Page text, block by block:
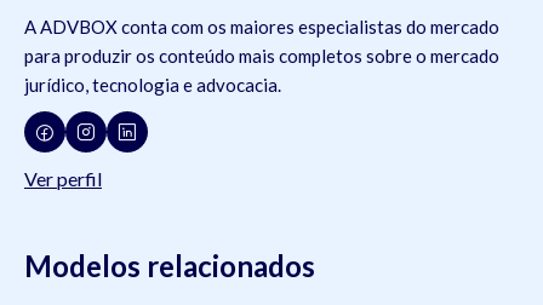
A ADVBOX conta com os maiores especialistas do mercado
para produzir os conteúdo mais completos sobre o mercado
jurídico, tecnologia e advocacia.
Ver perfil
Modelos relacionados